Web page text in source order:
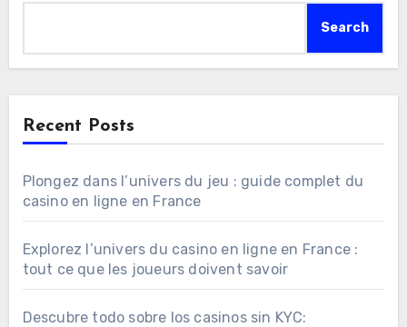
Search
Recent Posts
Plongez dans l’univers du jeu : guide complet du
casino en ligne en France
Explorez l’univers du casino en ligne en France :
tout ce que les joueurs doivent savoir
Descubre todo sobre los casinos sin KYC: